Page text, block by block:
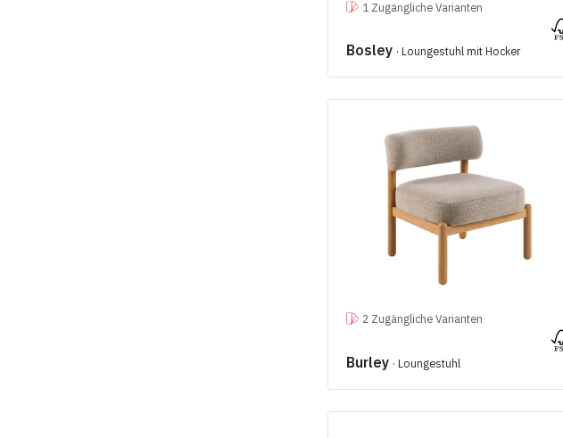
1 Zugängliche Varianten
Bosley · Loungestuhl mit Hocker
2 Zugängliche Varianten
Burley · Loungestuhl